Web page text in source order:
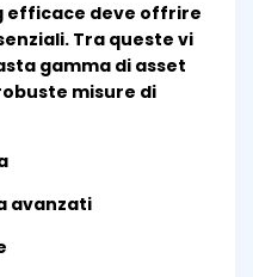
efficace deve offrire
Tra queste vi
gamma di asset
misure di
avanzati